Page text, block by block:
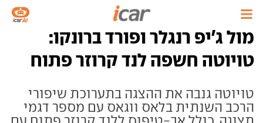
מול ג'יפ רנגלר ופורד ברונקו:
טויוטה חשפה לנד קרוזר פתוח
טויוטה גנבה את ההצגה בתערוכת שיפורי
הרכב השנתית בלאס ווגאס עם מספר דגמי